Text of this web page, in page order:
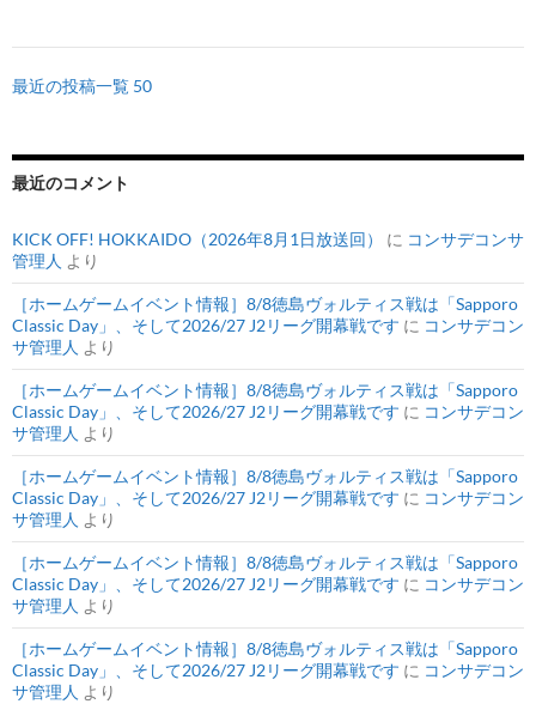
最近の投稿一覧 50
最近のコメント
KICK OFF! HOKKAIDO（2026年8月1日放送回） に コンサデコンサ
管理人 より
［ホームゲームイベント情報］8/8徳島ヴォルティス戦は「Sapporo
Classic Day」、そして2026/27 J2リーグ開幕戦です に コンサデコン
サ管理人 より
［ホームゲームイベント情報］8/8徳島ヴォルティス戦は「Sapporo
Classic Day」、そして2026/27 J2リーグ開幕戦です に コンサデコン
サ管理人 より
［ホームゲームイベント情報］8/8徳島ヴォルティス戦は「Sapporo
Classic Day」、そして2026/27 J2リーグ開幕戦です に コンサデコン
サ管理人 より
［ホームゲームイベント情報］8/8徳島ヴォルティス戦は「Sapporo
Classic Day」、そして2026/27 J2リーグ開幕戦です に コンサデコン
サ管理人 より
［ホームゲームイベント情報］8/8徳島ヴォルティス戦は「Sapporo
Classic Day」、そして2026/27 J2リーグ開幕戦です に コンサデコン
サ管理人 より